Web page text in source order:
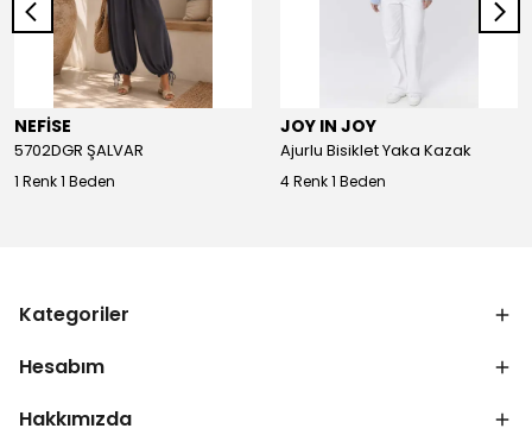
NEFİSE
5702DGR ŞALVAR
1 Renk 1 Beden
JOY IN JOY
Ajurlu Bisiklet Yaka Kazak
4 Renk 1 Beden
Kategoriler
Hesabım
Hakkımızda